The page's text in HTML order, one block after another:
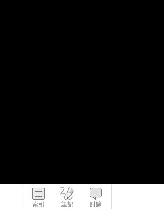
索引 筆記 討論